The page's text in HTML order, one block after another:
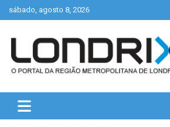
Skip
to
sábado, agosto 8, 2026
Londrix